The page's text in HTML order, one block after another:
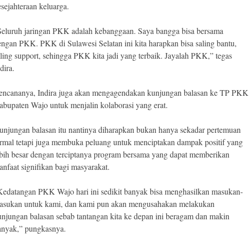
keluarga.
jaringan PKK adalah kebanggaan. Saya bangga bisa bersama
PKK. PKK di Sulawesi Selatan ini kita harapkan bisa saling bantu,
support, sehingga PKK kita jadi yang terbaik. Jayalah PKK,” tegas
Indira juga akan mengagendakan kunjungan balasan ke TP PKK
Wajo untuk menjalin kolaborasi yang erat.
balasan itu nantinya diharapkan bukan hanya sekadar pertemuan
tetapi juga membuka peluang untuk menciptakan dampak positif yang
besar dengan terciptanya program bersama yang dapat memberikan
signifikan bagi masyarakat.
PKK Wajo hari ini sedikit banyak bisa menghasilkan masukan-
untuk kami, dan kami pun akan mengusahakan melakukan
balasan sebab tantangan kita ke depan ini beragam dan makin
pungkasnya.